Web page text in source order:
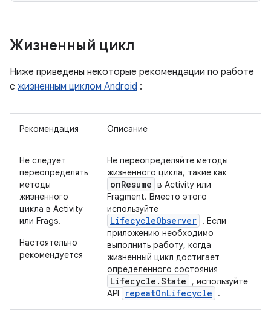
Жизненный цикл
Ниже приведены некоторые рекомендации по работе
с жизненным циклом Android :
Рекомендация Описание
Не следует
переопределять
методы
жизненного
цикла в Activity
или Frags.
Настоятельно
рекомендуется
Не переопределяйте методы
жизненного цикла, такие как
onResume в Activity или
Fragment. Вместо этого
используйте
LifecycleObserver . Если
приложению необходимо
выполнить работу, когда
жизненный цикл достигает
определенного состояния
Lifecycle.State
, используйте
API
repeatOnLifecycle .